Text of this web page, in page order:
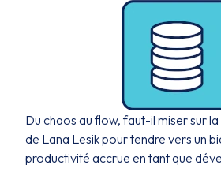
Du chaos au flow, faut-il miser sur
de Lana Lesik pour tendre vers un
productivité accrue en tant que